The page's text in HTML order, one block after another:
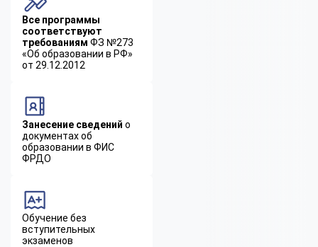
Все программы
соответствуют
требованиям ФЗ №273
«Об образовании в РФ»
от 29.12.2012
Занесение сведений о
документах об
образовании в ФИС
ФРДО
Обучение без
вступительных
экзаменов